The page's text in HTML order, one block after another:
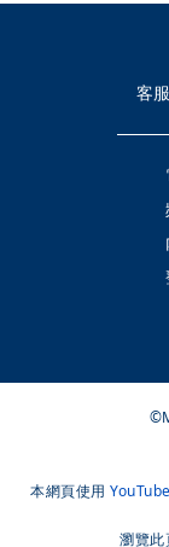
客
本網頁使用
瀏覽此